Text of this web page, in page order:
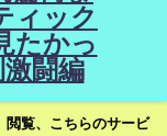
ィック
たかっ
闘編
閲覧、こちらのサービ